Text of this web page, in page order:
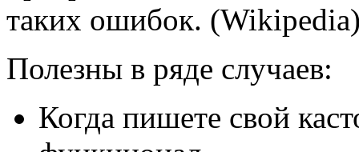
таких ошибок.
Полезны в ряде случаев:
Когда пишете свой